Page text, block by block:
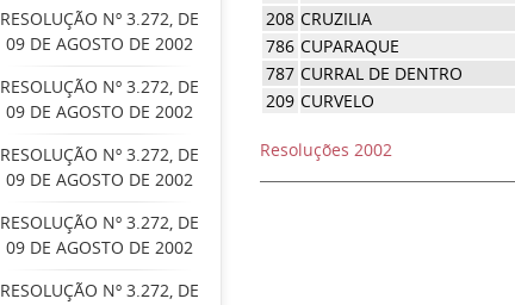
RESOLUÇÃO Nº 3.272, DE
09 DE AGOSTO DE 2002
RESOLUÇÃO Nº 3.272, DE
09 DE AGOSTO DE 2002
RESOLUÇÃO Nº 3.272, DE
09 DE AGOSTO DE 2002
RESOLUÇÃO Nº 3.272, DE
09 DE AGOSTO DE 2002
RESOLUÇÃO Nº 3.272, DE
208 CRUZILIA
786 CUPARAQUE
787 CURRAL DE DENTRO
209 CURVELO
Resoluções 2002